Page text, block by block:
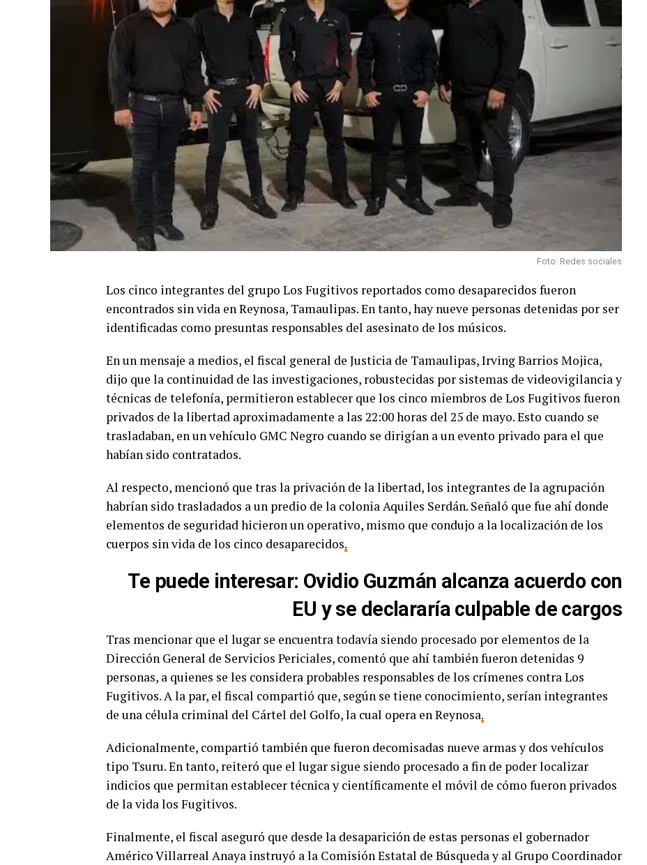
Foto: Redes sociales
Los cinco integrantes del grupo Los Fugitivos reportados como desaparecidos fueron
encontrados sin vida en Reynosa, Tamaulipas. En tanto, hay nueve personas detenidas por ser
identificadas como presuntas responsables del asesinato de los músicos.
En un mensaje a medios, el fiscal general de Justicia de Tamaulipas, Irving Barrios Mojica,
dijo que la continuidad de las investigaciones, robustecidas por sistemas de videovigilancia y
técnicas de telefonía, permitieron establecer que los cinco miembros de Los Fugitivos fueron
privados de la libertad aproximadamente a las 22:00 horas del 25 de mayo. Esto cuando se
trasladaban, en un vehículo GMC Negro cuando se dirigían a un evento privado para el que
habían sido contratados.
Al respecto, mencionó que tras la privación de la libertad, los integrantes de la agrupación
habrían sido trasladados a un predio de la colonia Aquiles Serdán. Señaló que fue ahí donde
elementos de seguridad hicieron un operativo, mismo que condujo a la localización de los
cuerpos sin vida de los cinco desaparecidos.
Te puede interesar: Ovidio Guzmán alcanza acuerdo con
EU y se declararía culpable de cargos
Tras mencionar que el lugar se encuentra todavía siendo procesado por elementos de la
Dirección General de Servicios Periciales, comentó que ahí también fueron detenidas 9
personas, a quienes se les considera probables responsables de los crímenes contra Los
Fugitivos. A la par, el fiscal compartió que, según se tiene conocimiento, serían integrantes
de una célula criminal del Cártel del Golfo, la cual opera en Reynosa.
Adicionalmente, compartió también que fueron decomisadas nueve armas y dos vehículos
tipo Tsuru. En tanto, reiteró que el lugar sigue siendo procesado a fin de poder localizar
indicios que permitan establecer técnica y científicamente el móvil de cómo fueron privados
de la vida los Fugitivos.
Finalmente, el fiscal aseguró que desde la desaparición de estas personas el gobernador
Américo Villarreal Anaya instruyó a la Comisión Estatal de Búsqueda y al Grupo Coordinador